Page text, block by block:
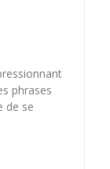
phrases
de se